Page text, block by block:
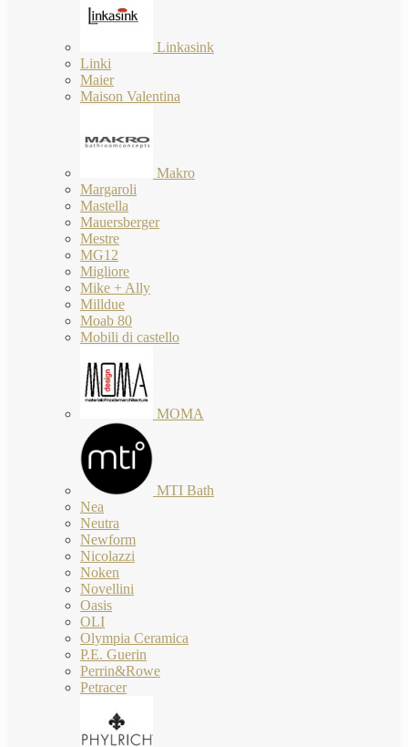
Linkasink
Linki
Maier
Maison Valentina
Makro
Margaroli
Mastella
Mauersberger
Mestre
MG12
Migliore
Mike + Ally
Milldue
Moab 80
Mobili di castello
MOMA
MTI Bath
Nea
Neutra
Newform
Nicolazzi
Noken
Novellini
Oasis
OLI
Olympia Ceramica
P.E. Guerin
Perrin&Rowe
Petracer